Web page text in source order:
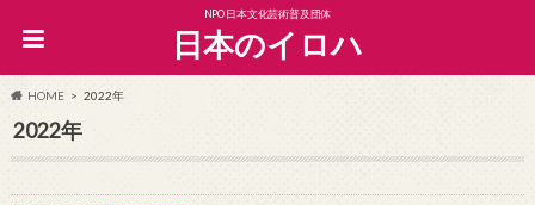
NPO日本文化芸術普及団体
日本のイロハ
HOME 2022年
2022年